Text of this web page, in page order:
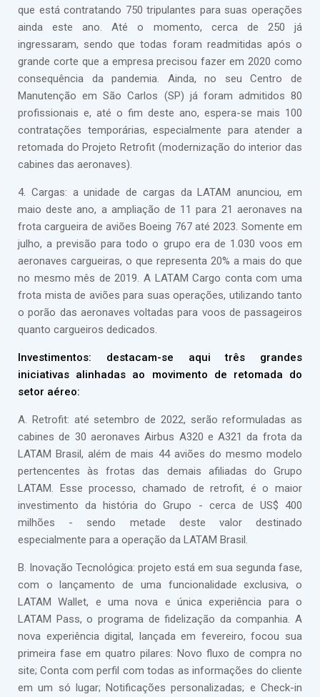
que está contratando 750 tripulantes para suas operações
ainda este ano. Até o momento, cerca de 250 já
ingressaram, sendo que todas foram readmitidas após o
grande corte que a empresa precisou fazer em 2020 como
consequência da pandemia. Ainda, no seu Centro de
Manutenção em São Carlos (SP) já foram admitidos 80
profissionais e, até o fim deste ano, espera-se mais 100
contratações temporárias, especialmente para atender a
retomada do Projeto Retrofit (modernização do interior das
cabines das aeronaves).
4. Cargas: a unidade de cargas da LATAM anunciou, em
maio deste ano, a ampliação de 11 para 21 aeronaves na
frota cargueira de aviões Boeing 767 até 2023. Somente em
julho, a previsão para todo o grupo era de 1.030 voos em
aeronaves cargueiras, o que representa 20% a mais do que
no mesmo mês de 2019. A LATAM Cargo conta com uma
frota mista de aviões para suas operações, utilizando tanto
o porão das aeronaves voltadas para voos de passageiros
quanto cargueiros dedicados.
Investimentos: destacam-se aqui três grandes
iniciativas alinhadas ao movimento de retomada do
setor aéreo:
A. Retrofit: até setembro de 2022, serão reformuladas as
cabines de 30 aeronaves Airbus A320 e A321 da frota da
LATAM Brasil, além de mais 44 aviões do mesmo modelo
pertencentes às frotas das demais afiliadas do Grupo
LATAM. Esse processo, chamado de retrofit, é o maior
investimento da história do Grupo - cerca de US$ 400
milhões - sendo metade deste valor destinado
especialmente para a operação da LATAM Brasil.
B. Inovação Tecnológica: projeto está em sua segunda fase,
com o lançamento de uma funcionalidade exclusiva, o
LATAM Wallet, e uma nova e única experiência para o
LATAM Pass, o programa de fidelização da companhia. A
nova experiência digital, lançada em fevereiro, focou sua
primeira fase em quatro pilares: Novo fluxo de compra no
site; Conta com perfil com todas as informações do cliente
em um só lugar; Notificações personalizadas; e Check-in